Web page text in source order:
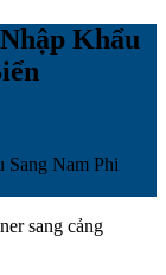
Khẩu
Sang Nam Phi